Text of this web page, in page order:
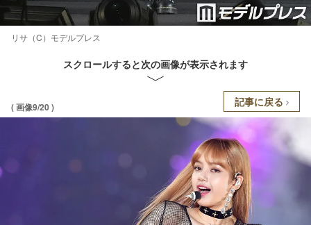
リサ（C）モデルプレス
スクロールすると次の画像が表示されます
( 画像9/20 ) 記事に戻る